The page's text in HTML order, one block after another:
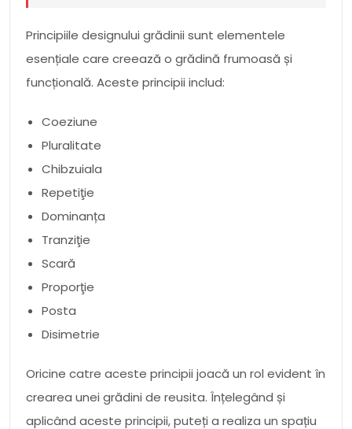
Principiile designului grădinii sunt elementele
esențiale care creează o grădină frumoasă și
funcțională. Aceste principii includ:
Coeziune
Pluralitate
Chibzuiala
Repetiţie
Dominanța
Tranziţie
Scară
Proporţie
Posta
Disimetrie
Oricine catre aceste principii joacă un rol evident în
crearea unei grădini de reusita. Înțelegând și
aplicând aceste principii, puteți a realiza un spațiu